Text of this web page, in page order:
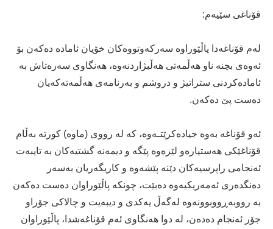
قۆناغى سێیه‌م:
له‌م قۆناغه‌دا پاڵێوراوه‌ سه‌ركه‌وتووه‌كان خۆیان ئاماده‌ ده‌كه‌ن بۆ
ئه‌وه‌ى بچنه‌ ناو هه‌ڵمه‌تى هه‌ڵبژاردنه‌وه‌، هه‌نگاوى سه‌ره‌تاش به‌
ئاماده‌كردنى ستراتیژ و دروشم و به‌رنامه‌ى هه‌ڵمه‌ته‌كه‌یان
ده‌ست پێ ده‌كه‌ن.
ئه‌و قۆناغه‌ به‌وه‌ جیاده‌كرێتـه‌وه‌، كه‌ له‌ رووى (ماوه‌) كورته‌ به‌ڵام
قۆناغێكى هه‌ستیاره‌و لێره‌وه‌ پێگه‌ و دیمه‌نه‌ گشتیه‌كان به‌ تایبه‌ت
ئه‌نجامى راپرسیه‌كان دێنه‌ پێشه‌وه‌ و كاریگه‌ریان به‌سه‌ر
ده‌نگده‌رى ئه‌مه‌ریكیه‌وه‌ ده‌بێت، چونكه‌ پاڵێوراوان ده‌ست ده‌كه‌ن
به‌ رووبه‌ڕووبوونه‌وه‌ له‌گه‌ڵ یه‌كدى و دیبه‌یت و چالاكى جۆراو
جۆر ئه‌نجام ده‌ده‌ن، له‌ دوا هه‌نگاوى ئه‌م قۆناغه‌شدا، پاڵێوراوان